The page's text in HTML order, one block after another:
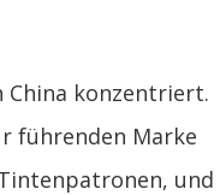
China konzentriert.
führenden Marke
und